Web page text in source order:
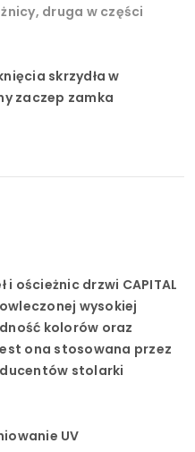
druga w części
skrzydła w
zaczep zamka
ościeżnic drzwi CAPITAL
wysokiej
kolorów oraz
ona stosowana przez
stolarki
UV